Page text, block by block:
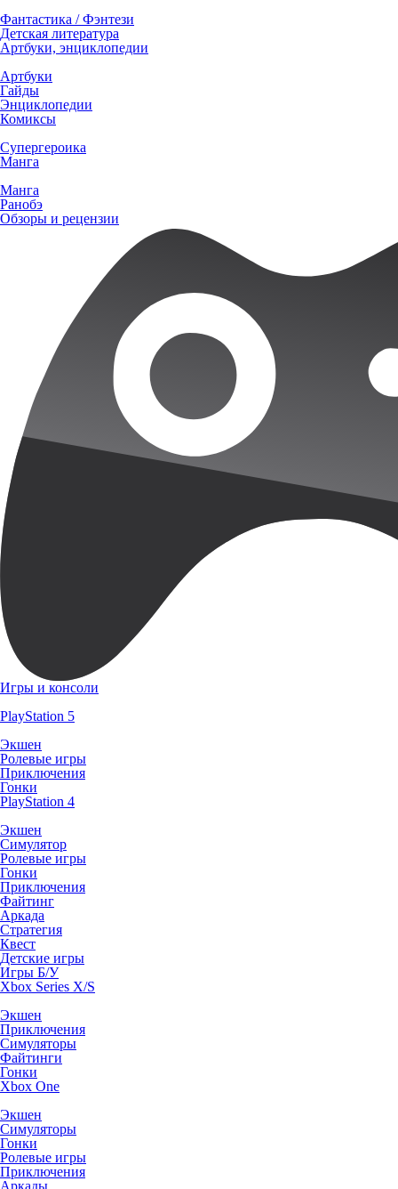
Фантастика / Фэнтези
Детская литература
Артбуки, энциклопедии
Артбуки
Гайды
Энциклопедии
Комиксы
Супергероика
Манга
Манга
Ранобэ
Обзоры и рецензии
Игры и консоли
PlayStation 5
Экшен
Ролевые игры
Приключения
Гонки
PlayStation 4
Экшен
Симулятор
Ролевые игры
Гонки
Приключения
Файтинг
Аркада
Стратегия
Квест
Детские игры
Игры Б/У
Xbox Series X/S
Экшен
Приключения
Симуляторы
Файтинги
Гонки
Xbox One
Экшен
Симуляторы
Гонки
Ролевые игры
Приключения
Аркады